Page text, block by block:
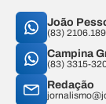
João
(83)
Campina
(83) 3315-
Redação